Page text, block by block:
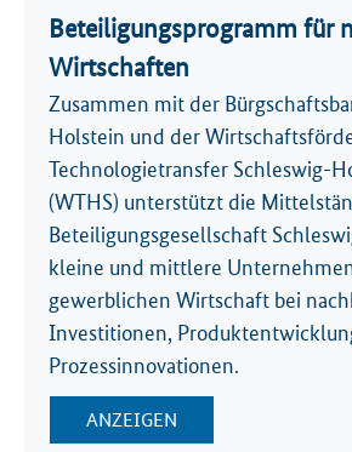
Beteiligungsprogramm für
Wirtschaften
Zusammen mit der
Holstein und der
Technologietransfer Schleswig-
(WTHS) unterstützt die
Beteiligungsgesellschaft
kleine und mittlere
gewerblichen Wirtschaft bei
Investitionen,
Prozessinnovationen.
ANZEIGEN